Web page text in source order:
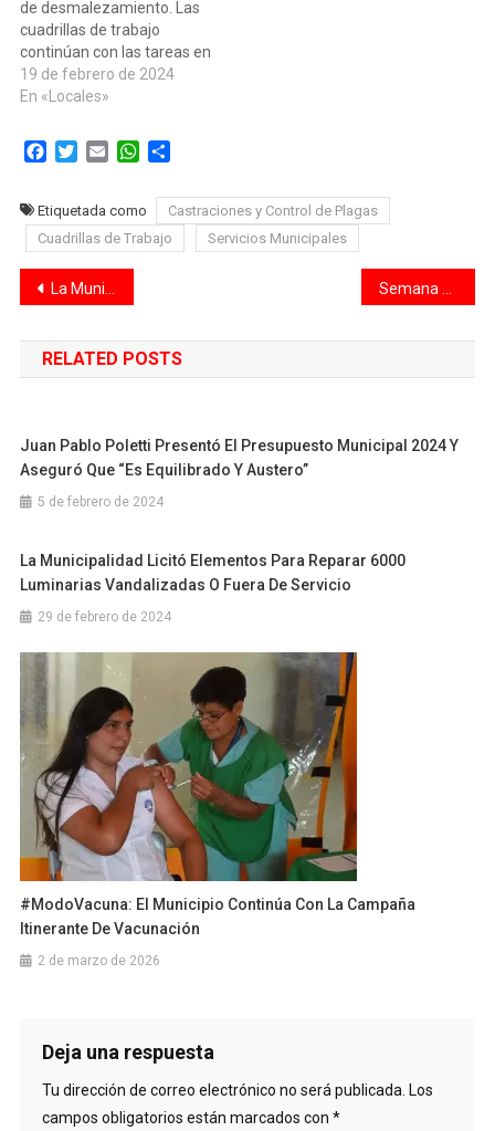
los espacios entre…
de desmalezamiento. Las
cuadrillas de trabajo
continúan con las tareas en
todos los espacios verdes
de la ciudad. En los distritos
esta semana en Altos del
Valle, en espacios verdes y
cunetas; también en
Peñaloza…
19 de febrero de 2024
En «Locales»
Facebook
TwitterEmail WhatsApp
Etiquetada como
Castraciones y Control de Plagas
Cuadrillas de Trabajo
Servicios Municipales
Navegación
de
entradas
La Municipalidad informa los resultados de los operativos de control del fin de semana Semana Santa 2024: cuándo arranca y cuántos días de descanso hay por los feriados
RELATED POSTS
Juan Pablo Poletti Presentó El Presupuesto Municipal 2024 Y
Aseguró Que “es Equilibrado Y Austero”
5 de febrero de 2024
La Municipalidad Licitó Elementos Para Reparar 6000
Luminarias Vandalizadas O Fuera De Servicio
29 de febrero de 2024
#ModoVacuna: El Municipio Continúa Con La Campaña
Itinerante De Vacunación
2 de marzo de 2026
Deja una respuesta
Tu dirección de correo electrónico no será publicada. Los
campos obligatorios están marcados con *